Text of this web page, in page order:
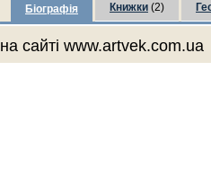
Біографія Книжки (2)
на сайті www.artvek.com.ua